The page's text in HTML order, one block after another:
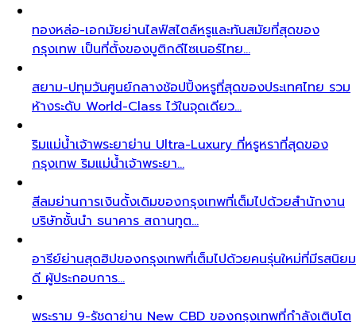
ทองหล่อ-เอกมัยย่านไลฟ์สไตล์หรูและทันสมัยที่สุดของ
กรุงเทพ เป็นที่ตั้งของบูติกดีไซเนอร์ไทย…
สยาม-ปทุมวันศูนย์กลางช้อปปิ้งหรูที่สุดของประเทศไทย รวม
ห้างระดับ World-Class ไว้ในจุดเดียว…
ริมแม่น้ำเจ้าพระยาย่าน Ultra-Luxury ที่หรูหราที่สุดของ
กรุงเทพ ริมแม่น้ำเจ้าพระยา…
สีลมย่านการเงินดั้งเดิมของกรุงเทพที่เต็มไปด้วยสำนักงาน
บริษัทชั้นนำ ธนาคาร สถานทูต…
อารีย์ย่านสุดฮิปของกรุงเทพที่เต็มไปด้วยคนรุ่นใหม่ที่มีรสนิยม
ดี ผู้ประกอบการ…
พระราม 9-รัชดาย่าน New CBD ของกรุงเทพที่กำลังเติบโต